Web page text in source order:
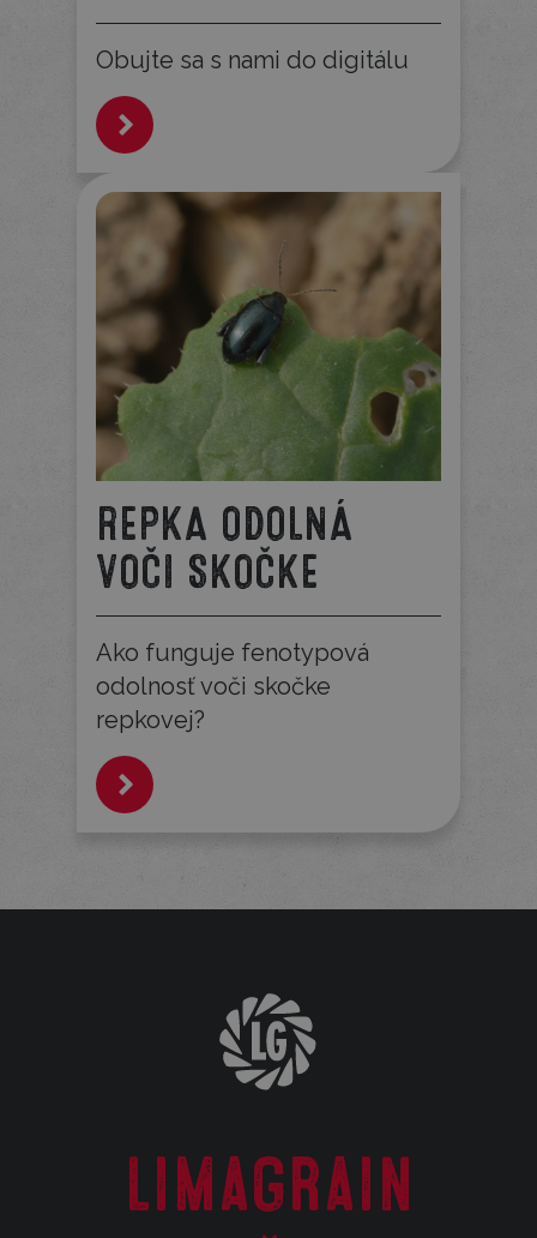
Obujte sa s nami do digitálu
REPKA ODOLNÁ
VOČI SKOČKE
Ako funguje fenotypová
odolnosť voči skočke
repkovej?
Limagrain